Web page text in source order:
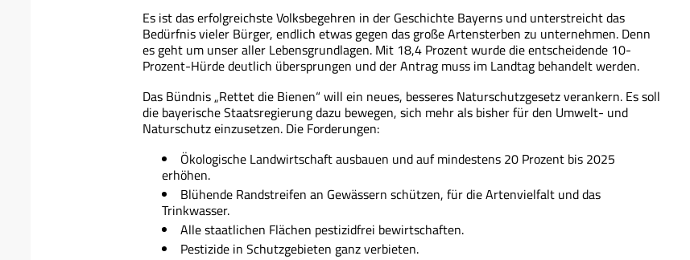
Es ist das erfolgreichste Volksbegehren in der Geschichte Bayerns und unterstreicht das
Bedürfnis vieler Bürger, endlich etwas gegen das große Artensterben zu unternehmen. Denn
es geht um unser aller Lebensgrundlagen. Mit 18,4 Prozent wurde die entscheidende 10-
Prozent-Hürde deutlich übersprungen und der Antrag muss im Landtag behandelt werden.
Das Bündnis „Rettet die Bienen“ will ein neues, besseres Naturschutzgesetz verankern. Es soll
die bayerische Staatsregierung dazu bewegen, sich mehr als bisher für den Umwelt- und
Naturschutz einzusetzen. Die Forderungen:
Ökologische Landwirtschaft ausbauen und auf mindestens 20 Prozent bis 2025
erhöhen.
Blühende Randstreifen an Gewässern schützen, für die Artenvielfalt und das
Trinkwasser.
Alle staatlichen Flächen pestizidfrei bewirtschaften.
Pestizide in Schutzgebieten ganz verbieten.